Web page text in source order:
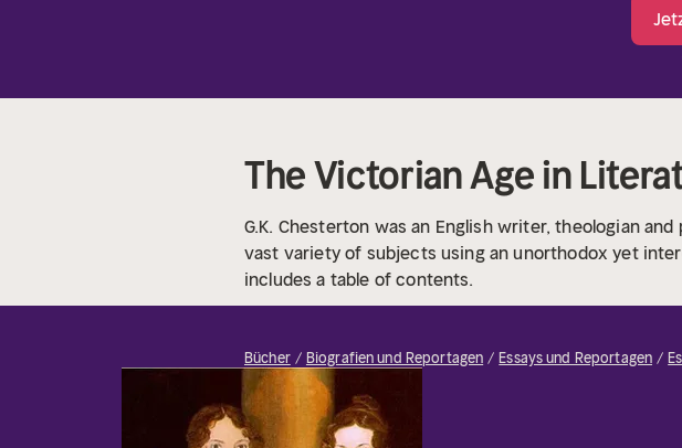
The Victorian Age in
G.K. Chesterton was an English writer, theologian
vast variety of subjects using an unorthodox yet
includes a table of contents.
Bücher Biografien und Reportagen Essays und Reportagen